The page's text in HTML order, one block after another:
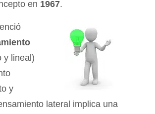
en 1967.
y lineal)
y
lateral implica una